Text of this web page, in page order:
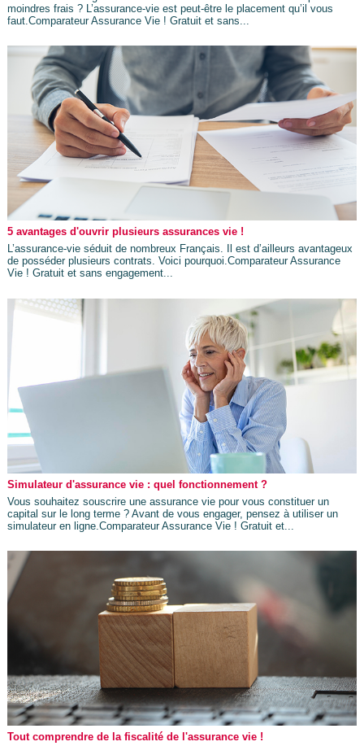
moindres frais ? L’assurance-vie est peut-être le placement qu’il vous
faut.Comparateur Assurance Vie ! Gratuit et sans...
5 avantages d'ouvrir plusieurs assurances vie !
L’assurance-vie séduit de nombreux Français. Il est d’ailleurs avantageux
de posséder plusieurs contrats. Voici pourquoi.Comparateur Assurance
Vie ! Gratuit et sans engagement...
Simulateur d'assurance vie : quel fonctionnement ?
Vous souhaitez souscrire une assurance vie pour vous constituer un
capital sur le long terme ? Avant de vous engager, pensez à utiliser un
simulateur en ligne.Comparateur Assurance Vie ! Gratuit et...
Tout comprendre de la fiscalité de l'assurance vie !